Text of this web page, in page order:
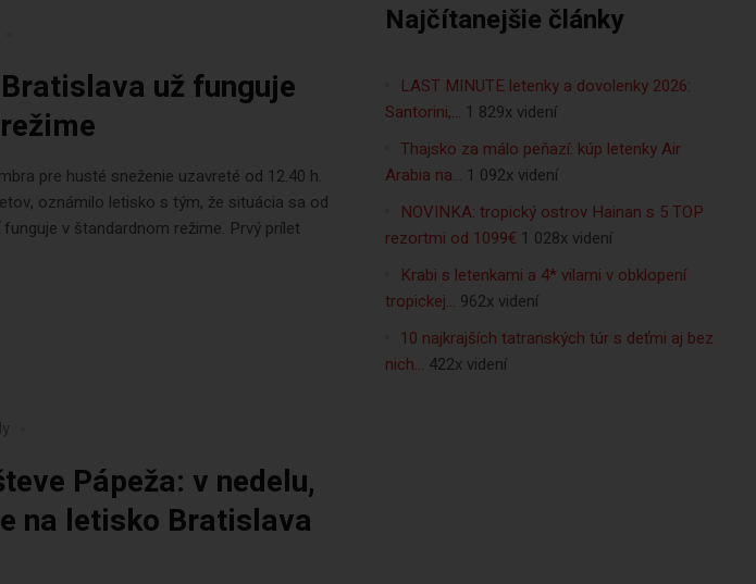
už funguje
pre husté sneženie uzavreté od 12.40 h.
oznámilo letisko s tým, že situácia sa od
v štandardnom režime. Prvý prílet
Pápeža: v nedelu,
na letisko Bratislava
Najčítanejšie články
LAST MINUTE letenky a dovolenky 2026:
Santorini,… 1 829x videní
Thajsko za málo peňazí: kúp letenky Air
Arabia na… 1 092x videní
NOVINKA: tropický ostrov Hainan s 5 TOP
rezortmi od 1099€ 1 028x videní
Krabi s letenkami a 4* vilami v obklopení
tropickej… 962x videní
10 najkrajších tatranských túr s deťmi aj bez
nich… 422x videní